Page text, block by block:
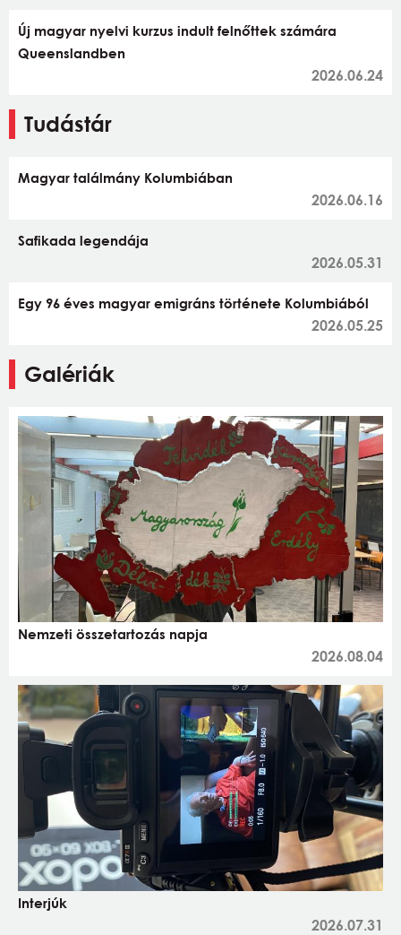
Új magyar nyelvi kurzus indult felnőttek számára
Queenslandben
2026.06.24
Tudástár
Magyar találmány Kolumbiában
2026.06.16
Safikada legendája
2026.05.31
Egy 96 éves magyar emigráns története Kolumbiából
2026.05.25
Galériák
Nemzeti összetartozás napja
2026.08.04
Interjúk
2026.07.31